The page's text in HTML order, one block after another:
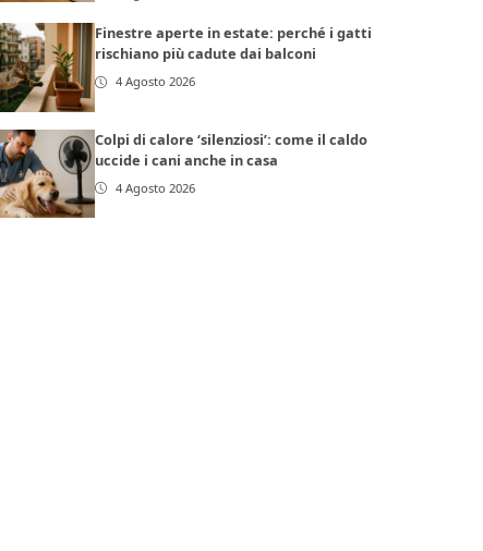
Finestre aperte in estate: perché i gatti
rischiano più cadute dai balconi
4 Agosto 2026
Colpi di calore ‘silenziosi’: come il caldo
uccide i cani anche in casa
4 Agosto 2026